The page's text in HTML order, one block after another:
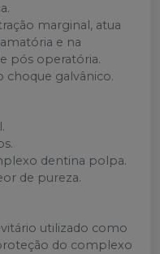
marginal, atua
e na
pós operatória.
choque galvânico.
dentina polpa.
de pureza.
utilizado como
do complexo